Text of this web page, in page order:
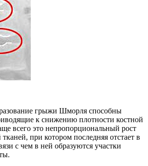
грыжи Шморля способны
к снижению плотности костной
всего это непропорциональный рост
при котором последняя отстает в
с чем в ней образуются участки